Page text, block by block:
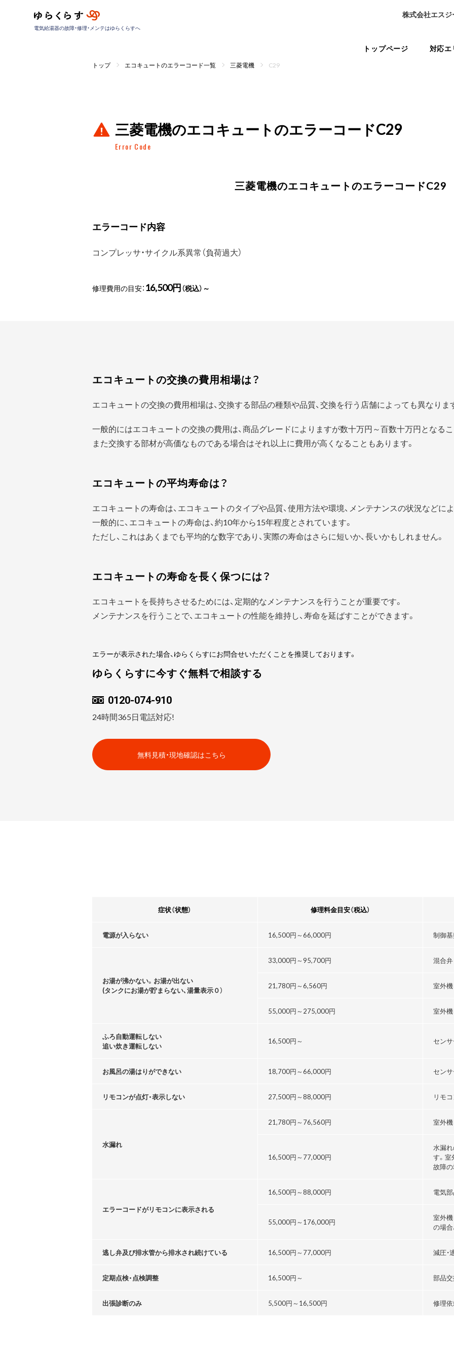
電気給湯器の故障・修理・メンテはゆらくらすへ
株式会社エスジ
トップページ 対応エ
トップ エコキュートのエラーコード一覧 三菱電機 C29
三菱電機のエコキュートのエラーコードC29
Error Code
三菱電機のエコキュートのエラーコードC29
エラーコード内容
コンプレッサ・サイクル系異常（負荷過大）
修理費用の目安： 16,500円（税込）～
エコキュートの交換の費用相場は？
エコキュートの交換の費用相場は、交換する部品の種類や品質、交換を行う店舗によっても異なりま
一般的にはエコキュートの交換の費用は、商品グレードによりますが数十万円～百数十万円となるこ
また交換する部材が高価なものである場合はそれ以上に費用が高くなることもあります。
エコキュートの平均寿命は？
エコキュートの寿命は、エコキュートのタイプや品質、使用方法や環境、メンテナンスの状況などに
一般的に、エコキュートの寿命は、約10年から15年程度とされています。
ただし、これはあくまでも平均的な数字であり、実際の寿命はさらに短いか、長いかもしれません。
エコキュートの寿命を長く保つには？
エコキュートを長持ちさせるためには、定期的なメンテナンスを行うことが重要です。
メンテナンスを行うことで、エコキュートの性能を維持し、寿命を延ばすことができます。
エラーが表示された場合、ゆらくらすにお問合せいただくことを推奨しております。
ゆらくらすに今すぐ無料で相談する
0120-074-910
24時間365日電話対応!
無料見積・現地確認はこちら
症状（状態） 修理料金目安（税込）
電源が入らない 16,500円～66,000円 制御基
お湯が沸かない。お湯が出ない
(タンクにお湯が貯まらない､湯量表示０）
33,000円～95,700円 混合弁
21,780円～6,560円 室外
55,000円～ 275,000円 室外機
ふろ自動運転しない
追い炊き運転しない
16,500円～ センサ
お風呂の湯はりができない 18,700円～66,000円 センサ
リモコンが点灯・表示しない 27,500円～88,000円 リモ
水漏れ
21,780円～76,560円 室外
16,500円～ 77,000円
水漏
す。
故障
エラーコードがリモコンに表示される
16,500円～88,000円 電気
55,000円～176,000円
室外
の場合
逃し弁及び排水管から排水され続けている 16,500円～ 77,000円 減圧・
定期点検・点検調整 16,500円～ 部品
出張診断のみ 5,500円～ 16,500円 修理